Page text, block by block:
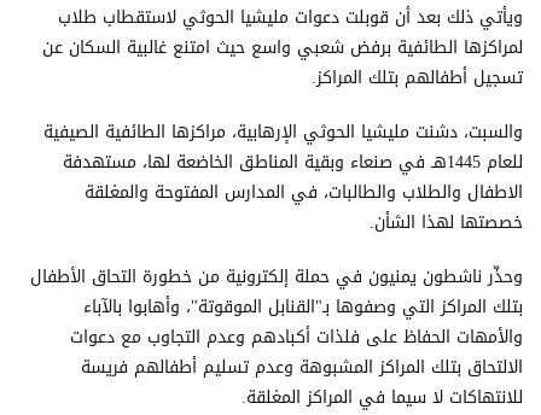
ويأتي ذلك بعد أن قوبلت دعوات مليشيا الحوثي لاستقطاب طلاب
لمراكزها الطائفية برفض شعبي واسع حيث امتنع غالبية السكان عن
تسجيل أطفالهم بتلك المراكز.
والسبت، دشنت مليشيا الحوثي الإرهابية، مراكزها الطائفية الصيفية
للعام 1445هـ في صنعاء وبقية المناطق الخاضعة لها، مستهدفة
الاطفال والطلاب والطالبات، في المدارس المفتوحة والمغلقة
خصصتها لهذا الشأن.
وحذّر ناشطون يمنيون في حملة إلكترونية من خطورة التحاق الأطفال
بتلك المراكز التي وصفوها بـ"القنابل الموقوتة"، وأهابوا بالآباء
والأمهات الحفاظ على فلذات أكبادهم وعدم التجاوب مع دعوات
الالتحاق بتلك المراكز المشبوهة وعدم تسليم أطفالهم فريسة
للانتهاكات لا سيما في المراكز المغلقة.